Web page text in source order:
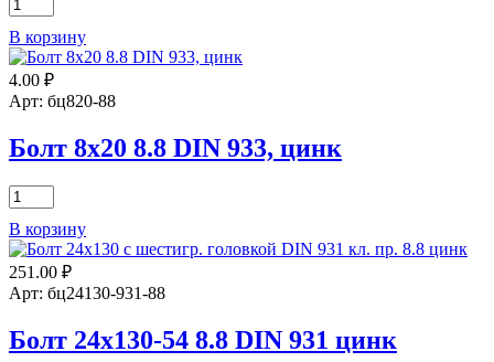
товара
Болт
30х120
с
шестигр.
DIN
933,
кл.пр.8,8
В корзину
4.00 ₽
Арт: бц820-88
Болт 8х20 8.8 DIN 933, цинк
Количество
товара
Болт
8х20
8.8
DIN
цинк
В корзину
251.00 ₽
Арт: бц24130-931-88
Болт 24х130-54 8.8 DIN 931 цинк